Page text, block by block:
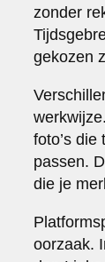
zonder
gekozen
foto’s
passen.
die je
oorzaak.